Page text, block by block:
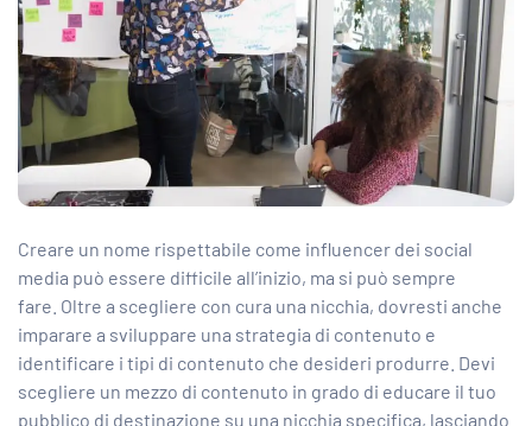
Creare un nome rispettabile come influencer dei social
media può essere difficile all’inizio, ma si può sempre
fare. Oltre a scegliere con cura una nicchia, dovresti anche
imparare a sviluppare una strategia di contenuto e
identificare i tipi di contenuto che desideri produrre. Devi
scegliere un mezzo di contenuto in grado di educare il tuo
pubblico di destinazione su una nicchia specifica, lasciando